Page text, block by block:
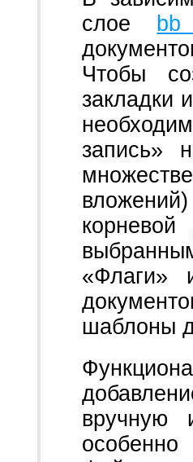
слое
Чтобы
закладки
запись»
«Флаги»
шаблоны
вручную